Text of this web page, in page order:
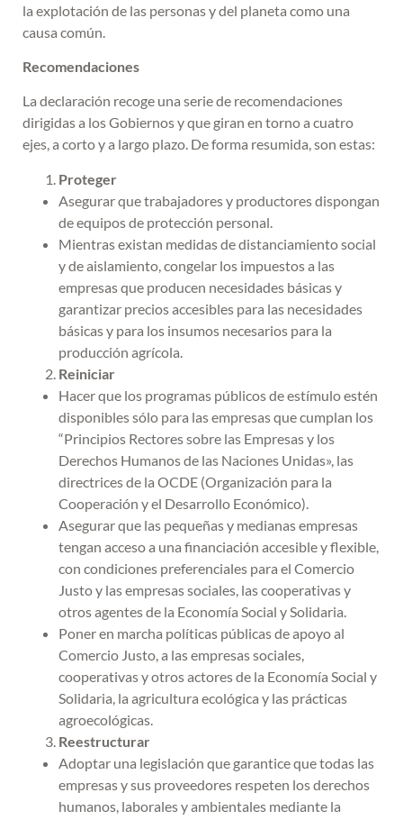
la explotación de las personas y del planeta como una
causa común.
Recomendaciones
La declaración recoge una serie de recomendaciones
dirigidas a los Gobiernos y que giran en torno a cuatro
ejes, a corto y a largo plazo. De forma resumida, son estas:
Proteger
Asegurar que trabajadores y productores dispongan
de equipos de protección personal.
Mientras existan medidas de distanciamiento social
y de aislamiento, congelar los impuestos a las
empresas que producen necesidades básicas y
garantizar precios accesibles para las necesidades
básicas y para los insumos necesarios para la
producción agrícola.
Reiniciar
Hacer que los programas públicos de estímulo estén
disponibles sólo para las empresas que cumplan los
“Principios Rectores sobre las Empresas y los
Derechos Humanos de las Naciones Unidas», las
directrices de la OCDE (Organización para la
Cooperación y el Desarrollo Económico).
Asegurar que las pequeñas y medianas empresas
tengan acceso a una financiación accesible y flexible,
con condiciones preferenciales para el Comercio
Justo y las empresas sociales, las cooperativas y
otros agentes de la Economía Social y Solidaria.
Poner en marcha políticas públicas de apoyo al
Comercio Justo, a las empresas sociales,
cooperativas y otros actores de la Economía Social y
Solidaria, la agricultura ecológica y las prácticas
agroecológicas.
Reestructurar
Adoptar una legislación que garantice que todas las
empresas y sus proveedores respeten los derechos
humanos, laborales y ambientales mediante la